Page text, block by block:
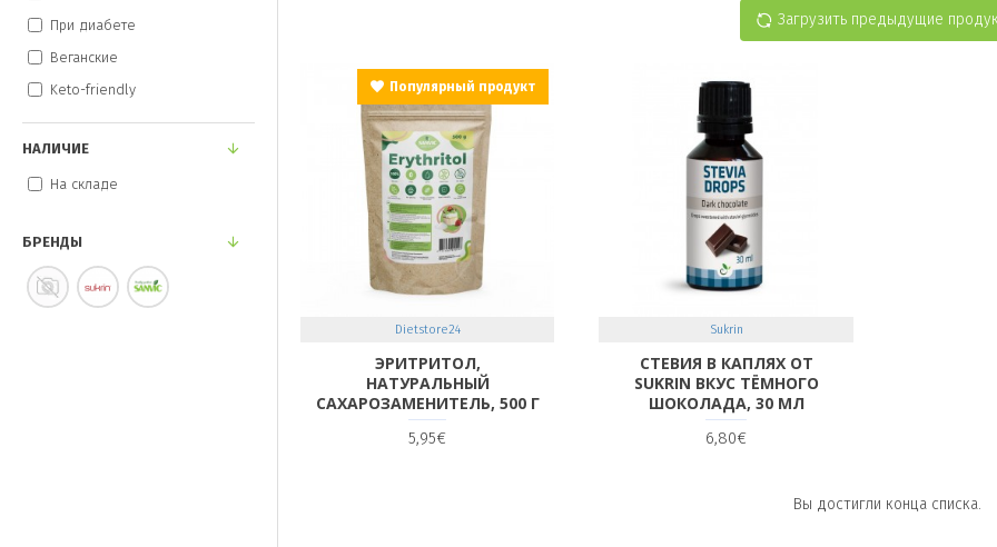
БРЕНДЫ
При диабете
Веганские
Keto-friendly
НАЛИЧИЕ
На складе
Загрузить предыдущие
Популярный продукт
Dietstore24
ЭРИТРИТОЛ,
НАТУРАЛЬНЫЙ
САХАРОЗАМЕНИТЕЛЬ, 500 Г
5,95€
Sukrin
СТЕВИЯ В КАПЛЯХ ОТ
SUKRIN ВКУС ТЁМНОГО
ШОКОЛАДА, 30 МЛ
6,80€
Вы достигли конца списка.